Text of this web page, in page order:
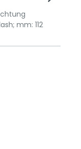
mm: 112